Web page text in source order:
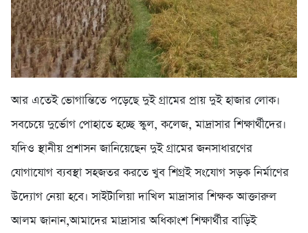
আর এতেই ভোগান্তিতে পড়েছে দুই গ্রামের প্রায় দুই হাজার লোক।
সবচেয়ে দুর্ভোগ পোহাতে হচ্ছে স্কুল, কলেজ, মাদ্রাসার শিক্ষার্থীদের।
যদিও স্থানীয় প্রশাসন জানিয়েছেন দুই গ্রামের জনসাধারণের
যোগাযোগ ব্যবস্থা সহজতর করতে খুব শিগ্রই সংযোগ সড়ক নির্মাণের
উদ্যোগ নেয়া হবে। সাইটালিয়া দাখিল মাদ্রাসার শিক্ষক আক্তারুল
আলম জানান,আমাদের মাদ্রাসার অধিকাংশ শিক্ষার্থীর বাড়িই